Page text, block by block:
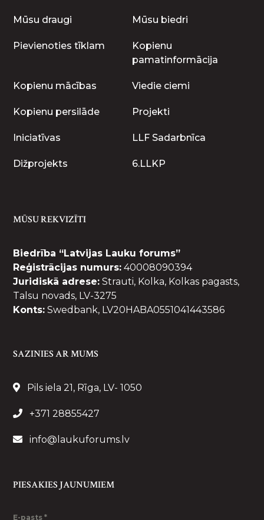
Mūsu draugi Mūsu biedri
Pievienoties tīklam
Kopienu
pamatinformācija
Kopienu mācības Viedie ciemi
Kopienu persilāde Projekti
Iniciatīvas LLF Sadarbnīca
Dižprojekts 6.LLKP
MŪSU REKVIZĪTI
Biedrība “Latvijas Lauku forums”
Reģistrācijas numurs: 40008090394
Juridiskā adrese: Strauti, Kolka, Kolkas pagasts,
Talsu novads, LV-3275
Konts: Swedbank, LV20HABA0551041443586
SAZINIES AR MUMS
Pils iela 21, Rīga, LV- 1050
+371 28855427
info@laukuforums.lv
PIESAKIES JAUNUMIEM
E-pasts*